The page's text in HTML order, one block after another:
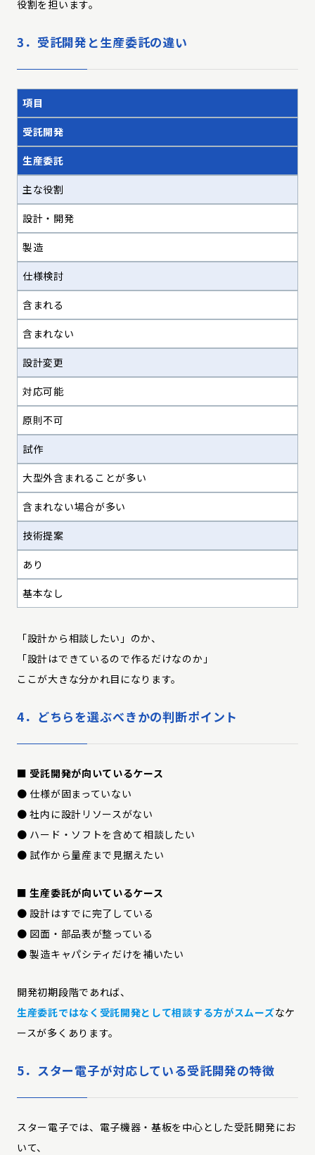
役割を担います。
3．受託開発と生産委託の違い
項目
受託開発
生産委託
主な役割
設計・開発
製造
仕様検討
含まれる
含まれない
設計変更
対応可能
原則不可
試作
大型外含まれることが多い
含まれない場合が多い
技術提案
あり
基本なし
「設計から相談したい」のか、
「設計はできているので作るだけなのか」
ここが大きな分かれ目になります。
4．どちらを選ぶべきかの判断ポイント
■ 受託開発が向いているケース
● 仕様が固まっていない
● 社内に設計リソースがない
● ハード・ソフトを含めて相談したい
● 試作から量産まで見据えたい
■生産委託が向いているケース
● 設計はすでに完了している
● 図面・部品表が整っている
● 製造キャパシティだけを補いたい
開発初期段階であれば、
生産委託ではなく受託開発として相談する方がスムーズなケ
ースが多くあります。
5．スター電子が対応している受託開発の特徴
スター電子では、電子機器・基板を中心とした受託開発にお
いて、